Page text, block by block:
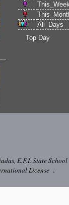
All_Days
Top Day
E.F.L State
License .